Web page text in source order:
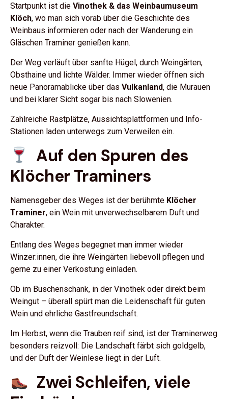
Startpunkt ist die Vinothek & das Weinbaumuseum
Klöch, wo man sich vorab über die Geschichte des
Weinbaus informieren oder nach der Wanderung ein
Gläschen Traminer genießen kann.
Der Weg verläuft über sanfte Hügel, durch Weingärten,
Obsthaine und lichte Wälder. Immer wieder öffnen sich
neue Panoramablicke über das Vulkanland, die Murauen
und bei klarer Sicht sogar bis nach Slowenien.
Zahlreiche Rastplätze, Aussichtsplattformen und Info-
Stationen laden unterwegs zum Verweilen ein.
Auf den Spuren des
Klöcher Traminers
Namensgeber des Weges ist der berühmte Klöcher
Traminer, ein Wein mit unverwechselbarem Duft und
Charakter.
Entlang des Weges begegnet man immer wieder
Winzer:innen, die ihre Weingärten liebevoll pflegen und
gerne zu einer Verkostung einladen.
Ob im Buschenschank, in der Vinothek oder direkt beim
Weingut – überall spürt man die Leidenschaft für guten
Wein und ehrliche Gastfreundschaft.
Im Herbst, wenn die Trauben reif sind, ist der Traminerweg
besonders reizvoll: Die Landschaft färbt sich goldgelb,
und der Duft der Weinlese liegt in der Luft.
Zwei Schleifen, viele